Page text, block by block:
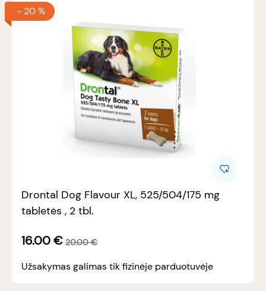
- 20 %
Drontal Dog Flavour XL, 525/504/175 mg
tabletės , 2 tbl.
16.00€ 20.00 €
Užsakymas galimas tik fizinėje parduotuvėje